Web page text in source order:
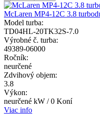
McLaren MP4-12C 3.8
Model turba:
TD04HL-20TK32S-7.0
Výrobné č. turba:
49389-06000
Ročník:
neurčené
Zdvihový objem:
3.8
Výkon:
neurčené kW / 0 Koní
Viac info